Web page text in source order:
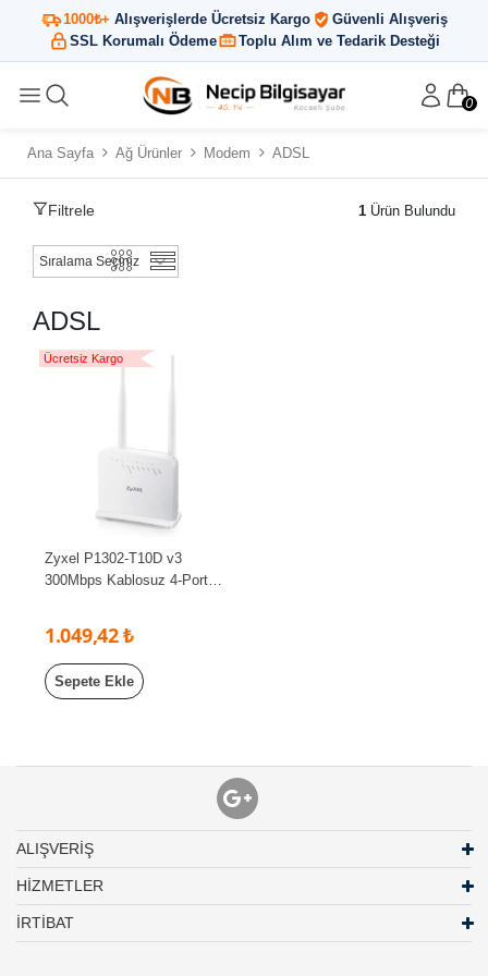
1000₺+ Alışverişlerde Ücretsiz Kargo
Güvenli Alışveriş
SSL Korumalı Ödeme
Toplu Alım ve Tedarik Desteği
0
Ana Sayfa Ağ Ürünler Modem ADSL
Filtrele 1 Ürün Bulundu
ADSL
Ücretsiz Kargo
Zyxel P1302-T10D v3
300Mbps Kablosuz 4-Port
1.049,42 ₺
Sepete Ekle
ALIŞVERİŞ
HİZMETLER
İRTİBAT